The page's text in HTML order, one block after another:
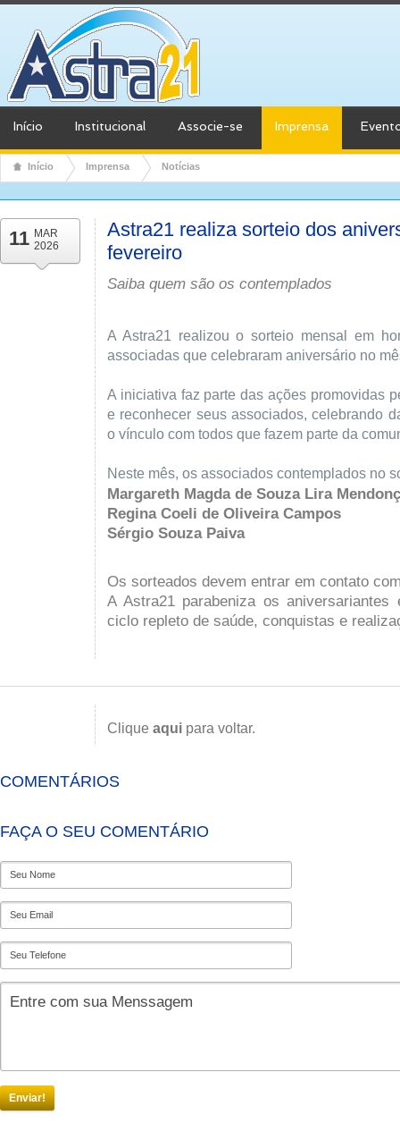
Início Institucional Associe-se Imprensa
Início Imprensa Notícias
11 MAR
2026
Astra21 realiza sorteio dos
fevereiro
Saiba quem são os contemplados
A Astra21 realizou o sorteio mensal em
associadas que celebraram aniversário no
A iniciativa faz parte das ações promovidas
e reconhecer seus associados, celebrando
o vínculo com todos que fazem parte da
Neste mês, os associados contemplados no
Margareth Magda de Souza Lira
Regina Coeli de Oliveira Campos
Sérgio Souza Paiva
Os sorteados devem entrar em contato
A Astra21 parabeniza os
ciclo repleto de saúde, conquistas e
Clique aqui para voltar.
COMENTÁRIOS
FAÇA O SEU COMENTÁRIO
Enviar!